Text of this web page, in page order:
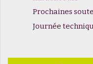
Prochaines
Journée